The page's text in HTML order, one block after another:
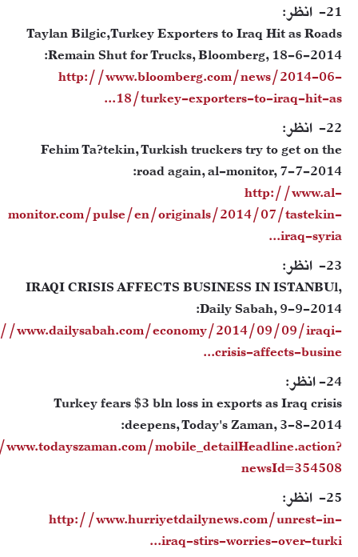
21- انظر:
Taylan Bilgic,Turkey Exporters to Iraq Hit as Roads
Remain Shut for Trucks, Bloomberg, 18-6-2014:
http://www.bloomberg.com/news/2014-06-
18/turkey-exporters-to-iraq-hit-as...
22- انظر:
Fehim Ta?tekin, Turkish truckers try to get on the
road again, al-monitor, 7-7-2014:
http://www.al-
monitor.com/pulse/en/originals/2014/07/tastekin-
iraq-syria...
23- انظر:
IRAQI CRISIS AFFECTS BUSINESS IN ISTANBUl,
Daily Sabah, 9-9-2014:
www.dailysabah.com/economy/2014/09/09/iraqi-
crisis-affects-busine...
24- انظر:
Turkey fears $3 bln loss in exports as Iraq crisis
deepens, Today's Zaman, 3-8-2014:
mobile_detailHeadline.action?
newsId=354508
25- انظر:
http://www.hurriyetdailynews.com/unrest-in-
iraq-stirs-worries-over-turki...